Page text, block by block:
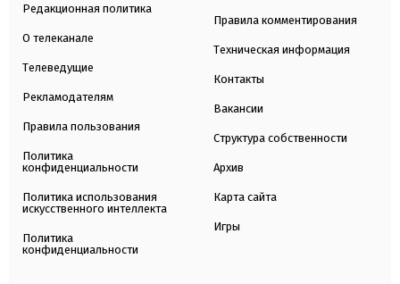
Редакционная политика
О телеканале
Телеведущие
Рекламодателям
Правила пользования
Политика
конфиденциальности
Политика использования
искусственного интеллекта
Политика
конфиденциальности
Правила комментирования
Техническая информация
Контакты
Вакансии
Структура собственности
Архив
Карта сайта
Игры